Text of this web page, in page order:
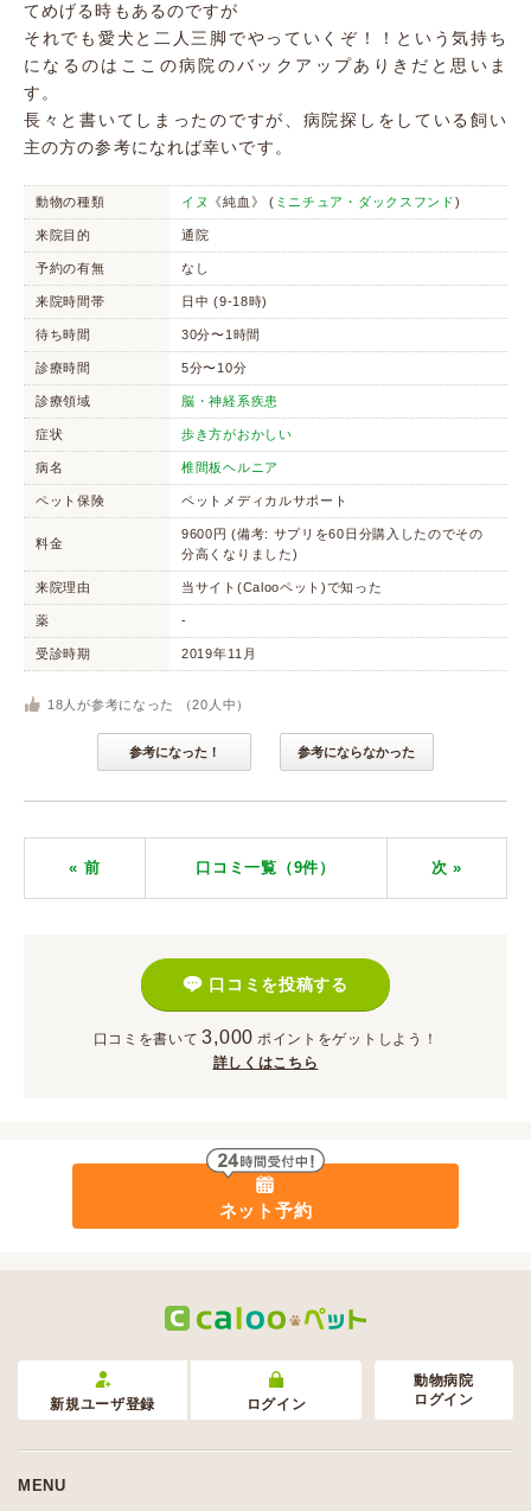
てめげる時もあるのですが
それでも愛犬と二人三脚でやっていくぞ！！という気持ち
になるのはここの病院のバックアップありきだと思いま
す。
長々と書いてしまったのですが、病院探しをしている飼い
主の方の参考になれば幸いです。
動物の種類 イヌ 《純血》 ( ミニチュア・ダックスフンド)
来院目的 通院
予約の有無 なし
来院時間帯 日中 (9-18時)
待ち時間 30分〜1時間
診療時間 5分〜10分
診療領域 脳・神経系疾患
症状 歩き方がおかしい
病名 椎間板ヘルニア
ペット保険 ペットメディカルサポート
料金
9600円 (備考: サプリを60日分購入したのでその
分高くなりました)
来院理由 当サイト(Calooペット)で知った
薬 -
受診時期 2019年11月
18 人が参考になった （20 人中）
参考になった！ 参考にならなかった
« 前 口コミ一覧（9件） 次 »
口コミを投稿する
口コミを書いて 3,000 ポイント をゲットしよう！
詳しくはこちら
ネット予約
新規ユーザ登録 ログイン
動物病院
ログイン
MENU